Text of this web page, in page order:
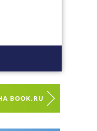
BOOK.RU